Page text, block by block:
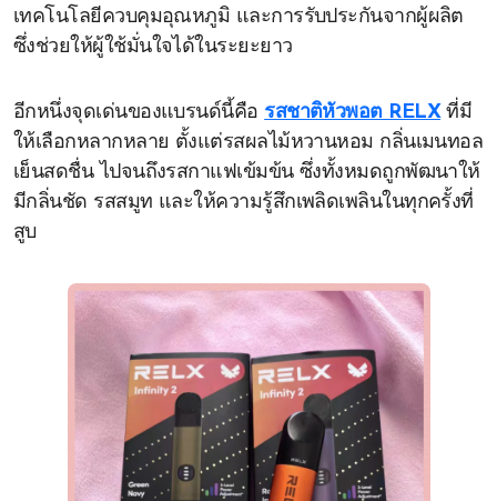
เทคโนโลยีควบคุมอุณหภูมิ และการรับประกันจากผู้ผลิต
ซึ่งช่วยให้ผู้ใช้มั่นใจได้ในระยะยาว
อีกหนึ่งจุดเด่นของแบรนด์นี้คือ รสชาติหัวพอต RELXที่มี
ให้เลือกหลากหลาย ตั้งแต่รสผลไม้หวานหอม กลิ่นเมนทอล
เย็นสดชื่น ไปจนถึงรสกาแฟเข้มข้น ซึ่งทั้งหมดถูกพัฒนาให้
มีกลิ่นชัด รสสมูท และให้ความรู้สึกเพลิดเพลินในทุกครั้งที่
สูบ